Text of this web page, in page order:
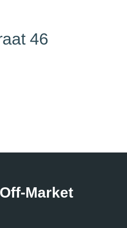
46
Market